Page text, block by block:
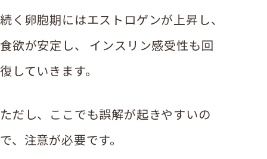
続く卵胞期にはエストロゲンが上昇し、
食欲が安定し、 インスリン感受性も回
復していきます。
ただし、ここでも誤解が起きやすいの
で、注意が必要です。